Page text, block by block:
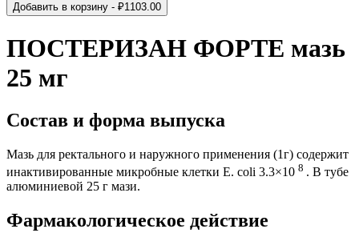
Добавить в корзину - ₽1103.00
ПОСТЕРИЗАН ФОРТЕ мазь
25 мг
Состав и форма выпуска
Мазь для ректального и наружного применения (1г) содержит
инактивированные микробные клетки E. coli 3.3×10 8 . В тубе
алюминиевой 25 г мази.
Фармакологическое действие